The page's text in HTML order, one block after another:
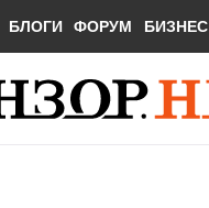
БЛОГИ ФОРУМ БИЗНЕС